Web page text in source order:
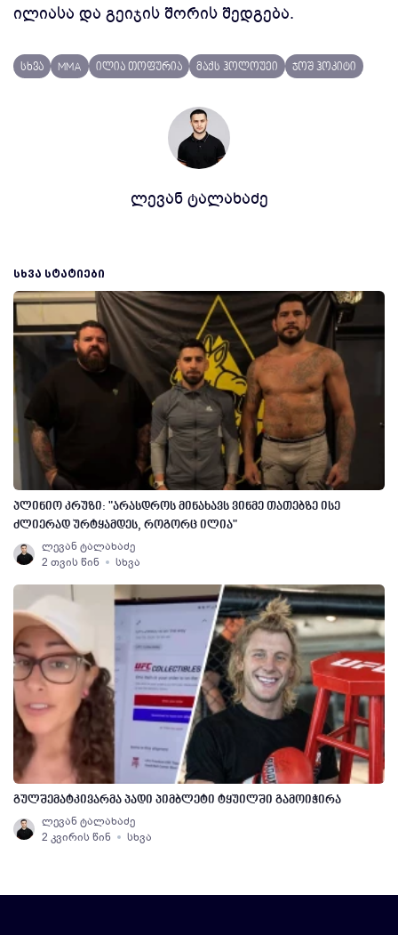
ილიასა და გეიჯის შორის შედგება.
სხვა MMA ილია თოფურია მაქს ჰოლოუეი ჯოშ ჰოკიტი
ლევან ტალახაძე
ᲡᲮᲕᲐ ᲡᲢᲐᲢᲘᲔᲑᲘ
პლინიო კრუზი: "არასდროს მინახავს ვინმე თათებზე ისე
ძლიერად ურტყამდეს, როგორც ილია"
ლევან ტალახაძე
2 თვის წინ
სხვა
გულშემატკივარმა პადი პიმბლეტი ტყუილში გამოიჭირა
ლევან ტალახაძე
2 კვირის წინ
სხვა